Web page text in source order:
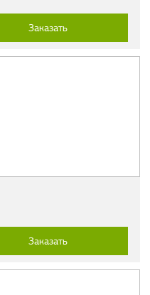
Заказать
Заказать